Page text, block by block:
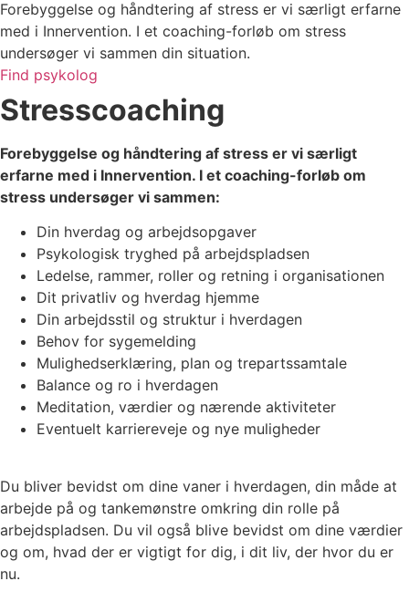
Forebyggelse og håndtering af stress er vi særligt erfarne
med i Innervention. I et coaching-forløb om stress
undersøger vi sammen din situation.
Find psykolog
Stresscoaching
Forebyggelse og håndtering af stress er vi særligt
erfarne med i Innervention. I et coaching-forløb om
stress undersøger vi sammen:
Din hverdag og arbejdsopgaver
Psykologisk tryghed på arbejdspladsen
Ledelse, rammer, roller og retning i organisationen
Dit privatliv og hverdag hjemme
Din arbejdsstil og struktur i hverdagen
Behov for sygemelding
Mulighedserklæring, plan og trepartssamtale
Balance og ro i hverdagen
Meditation, værdier og nærende aktiviteter
Eventuelt karriereveje og nye muligheder
Du bliver bevidst om dine vaner i hverdagen, din måde at
arbejde på og tankemønstre omkring din rolle på
arbejdspladsen. Du vil også blive bevidst om dine værdier
og om, hvad der er vigtigt for dig, i dit liv, der hvor du er
nu.